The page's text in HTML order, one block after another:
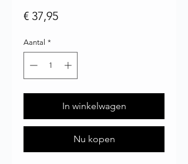
€ 37,95Prijs
Aantal *
In winkelwagen
Nu kopen